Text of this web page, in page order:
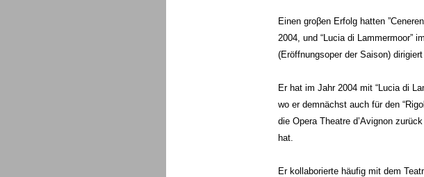
Einen groβen Erfolg hatten
2004, und “Lucia di Lammermoor”
(Eröffnungsoper der Saison)
Er hat im Jahr 2004 mit “Lucia di
wo er demnächst auch für den
die Opera Theatre d’Avignon
hat.
Er kollaborierte häufig mit dem